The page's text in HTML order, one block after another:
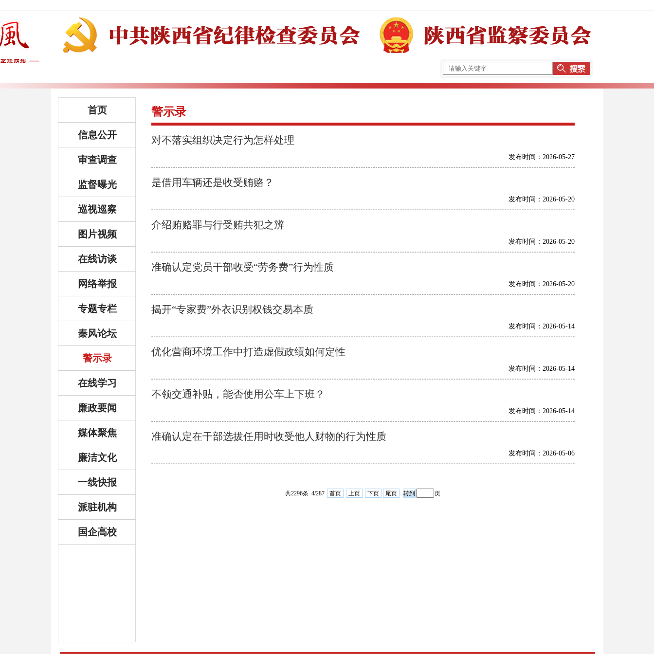
首页
信息公开
审查调查
监督曝光
巡视巡察
图片视频
在线访谈
网络举报
专题专栏
秦风论坛
警示录
在线学习
廉政要闻
媒体聚焦
廉洁文化
一线快报
派驻机构
国企高校
警示录
对不落实组织决定行为怎样处理
发布时间：2026-05-27
是借用车辆还是收受贿赂？
发布时间：2026-05-20
介绍贿赂罪与行受贿共犯之辨
发布时间：2026-05-20
准确认定党员干部收受“劳务费”行为性质
发布时间：2026-05-20
​揭开“专家费”外衣识别权钱交易本质
发布时间：2026-05-14
优化营商环境工作中打造虚假政绩如何定性
发布时间：2026-05-14
不领交通补贴，能否使用公车上下班？
发布时间：2026-05-14
准确认定在干部选拔任用时收受他人财物的行为性质
发布时间：2026-05-06
共2296条 4/287 首页 上页 下页 尾页 页